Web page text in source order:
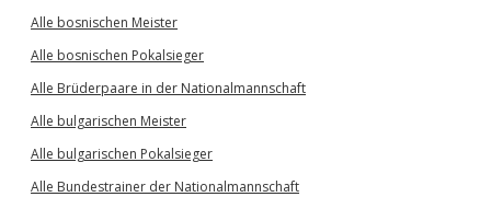
Alle bosnischen Meister
Alle bosnischen Pokalsieger
Alle Brüderpaare in der Nationalmannschaft
Alle bulgarischen Meister
Alle bulgarischen Pokalsieger
Alle Bundestrainer der Nationalmannschaft